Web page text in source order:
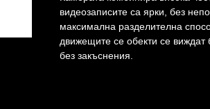
видеозаписите са ярки, без
максимална разделителна
движещите се обекти се виждат
без закъснения.